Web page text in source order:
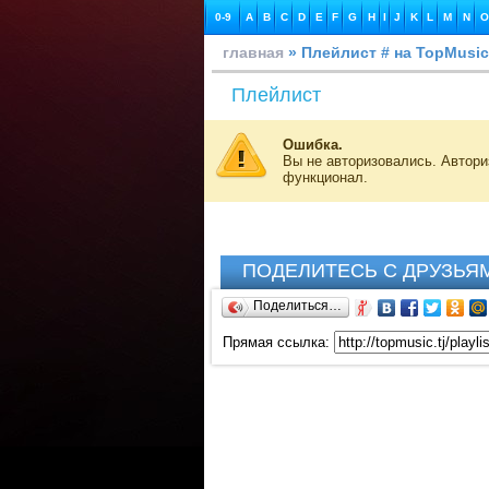
0-9 A B C D E F G H I J K L M N O
главная » Плейлист # на TopMusic
Плейлист
Ошибка.
Вы не авторизовались.
функционал.
ПОДЕЛИТЕСЬ С
Поделиться…
Прямая ссылка: